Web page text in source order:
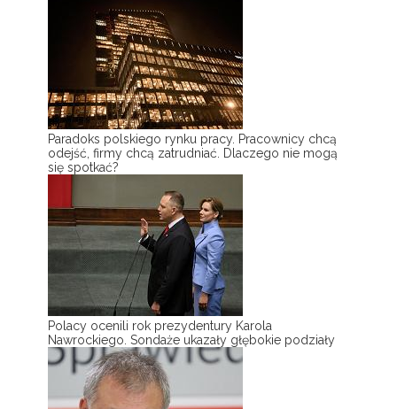
Paradoks polskiego rynku pracy. Pracownicy chcą
odejść, firmy chcą zatrudniać. Dlaczego nie mogą
się spotkać?
Polacy ocenili rok prezydentury Karola
Nawrockiego. Sondaże ukazały głębokie podziały